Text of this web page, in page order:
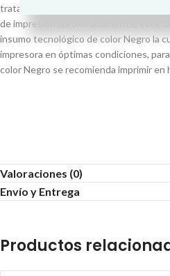
trata de impresiones de calidad, la cual
de impresión aproximadamente, este
insumo tecnológico de color Negro la
impresora en óptimas condiciones,
color Negro se recomienda imprimir en
Valoraciones (0)
Envío y Entrega
Productos